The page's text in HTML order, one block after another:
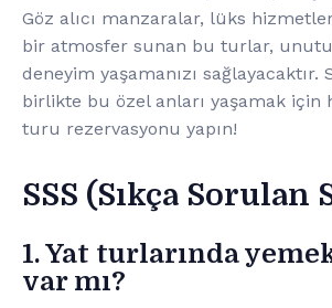
Göz alıcı manzaralar, lüks
bir atmosfer sunan bu turlar,
deneyim yaşamanızı sağlayacaktır.
birlikte bu özel anları yaşamak için
turu rezervasyonu yapın!
SSS (Sıkça Sorulan
1. Yat turlarında
var mı?